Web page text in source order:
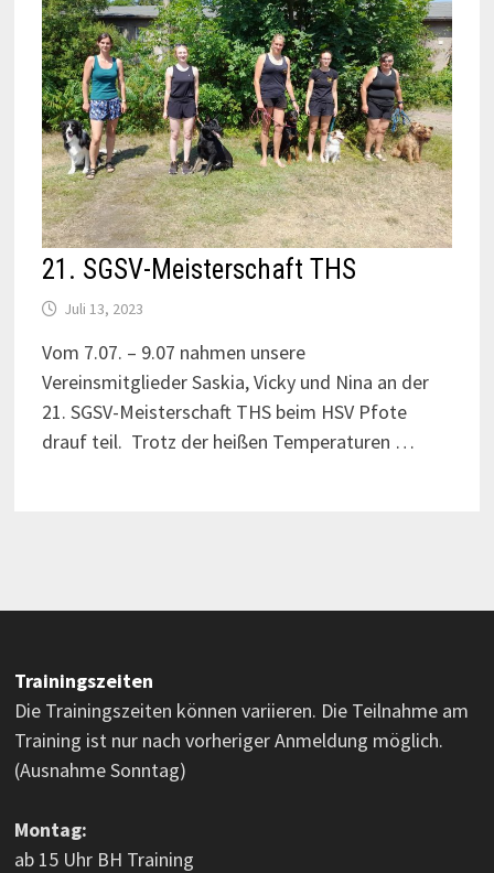
21. SGSV-Meisterschaft THS
Juli 13, 2023
Vom 7.07. – 9.07 nahmen unsere
Vereinsmitglieder Saskia, Vicky und Nina an der
21. SGSV-Meisterschaft THS beim HSV Pfote
drauf teil. Trotz der heißen Temperaturen …
Trainingszeiten
Die Trainingszeiten können variieren. Die Teilnahme am
Training ist nur nach vorheriger Anmeldung möglich.
(Ausnahme Sonntag)
Montag:
ab 15 Uhr BH Training